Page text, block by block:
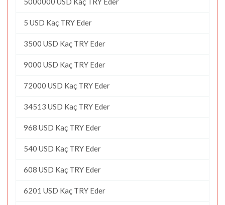
5 USD Kaç TRY Eder
3500 USD Kaç TRY Eder
9000 USD Kaç TRY Eder
72000 USD Kaç TRY Eder
34513 USD Kaç TRY Eder
968 USD Kaç TRY Eder
540 USD Kaç TRY Eder
608 USD Kaç TRY Eder
6201 USD Kaç TRY Eder